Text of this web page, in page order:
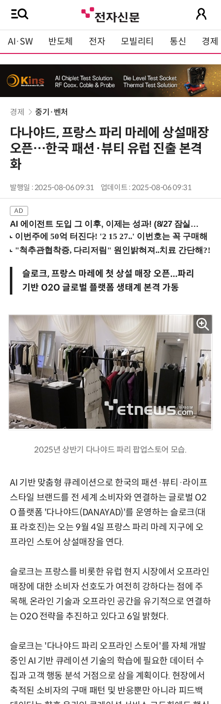
AI·SW 반도체 전자 모빌리티 통신 경제
경제 중기·벤처
다나야드, 프랑스 파리 마레에 상설매장
오픈…한국 패션·뷰티 유럽 진출 본격
화
발행일 : 2025-08-06 09:31 업데이트 : 2025-08-06 09:31
AI 에이전트 도입 그 이후, 이제는 성과! (8/27 잠실역)
슬로크, 프랑스 마레에 첫 상설 매장 오픈...파리
기반 O2O 글로벌 플랫폼 생태계 본격 가동
2025년 상반기 다나야드 파리 팝업스토어 모습.
AI 기반 맞춤형 큐레이션으로 한국의 패션·뷰티·라이프
스타일 브랜드를 전 세계 소비자와 연결하는 글로벌 O2
O 플랫폼 '다나야드(DANAYAD)'를 운영하는 슬로크(대
표 라호진)는 오는 9월 4일 프랑스 파리 마레 지구에 오
프라인 스토어 상설매장을 연다.
슬로크는 프랑스를 비롯한 유럽 현지 시장에서 오프라인
매장에 대한 소비자 선호도가 여전히 강하다는 점에 주
목해, 온라인 기술과 오프라인 공간을 유기적으로 연결하
는 O2O 전략을 추진하고 있다고 6일 밝혔다.
슬로크는 '다나야드 파리 오프라인 스토어'를 자체 개발
중인 AI 기반 큐레이션 기술의 학습에 필요한 데이터 수
집과 고객 행동 분석 거점으로 삼을 계획이다. 현장에서
축적된 소비자의 구매 패턴 및 반응뿐만 아니라 피드백